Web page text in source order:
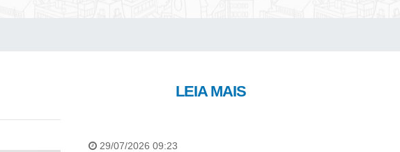
LEIA MAIS
29/07/2026 09:23